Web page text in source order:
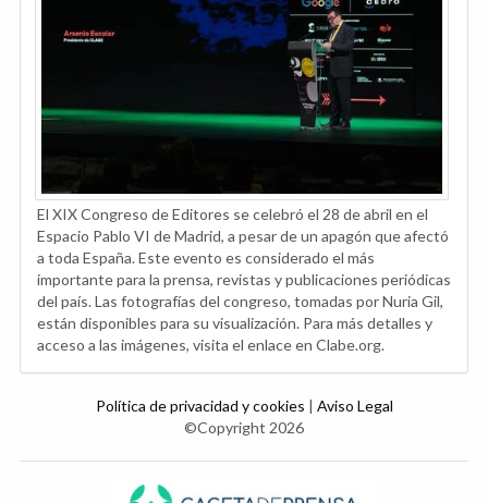
El XIX Congreso de Editores se celebró el 28 de abril en el
Espacio Pablo VI de Madrid, a pesar de un apagón que afectó
a toda España. Este evento es considerado el más
importante para la prensa, revistas y publicaciones periódicas
del país. Las fotografías del congreso, tomadas por Nuria Gil,
están disponibles para su visualización. Para más detalles y
acceso a las imágenes, visita el enlace en Clabe.org.
Política de privacidad y cookies | Aviso Legal
©Copyright 2026